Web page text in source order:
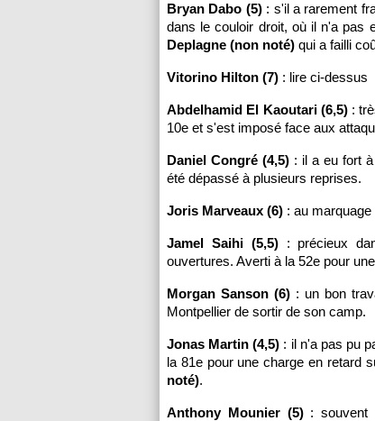
Bryan Dabo (5): s'il a rarement
dans le couloir droit, où il n'a pas
Deplagne (non noté) qui a failli
Vitorino Hilton (7) : lire ci-dessus
Abdelhamid El Kaoutari (6,5):
10e et s'est imposé face aux
Daniel Congré (4,5): il a eu fort à
été dépassé à plusieurs reprises.
Joris Marveaux (6) : au
Jamel Saihi (5,5): précieux
ouvertures. Averti à la 52e pour
Morgan Sanson (6): un bon
Montpellier de sortir de son camp.
Jonas Martin (4,5) : il n'a pas pu
la 81e pour une charge en retard
noté).
Anthony Mounier (5): souvent